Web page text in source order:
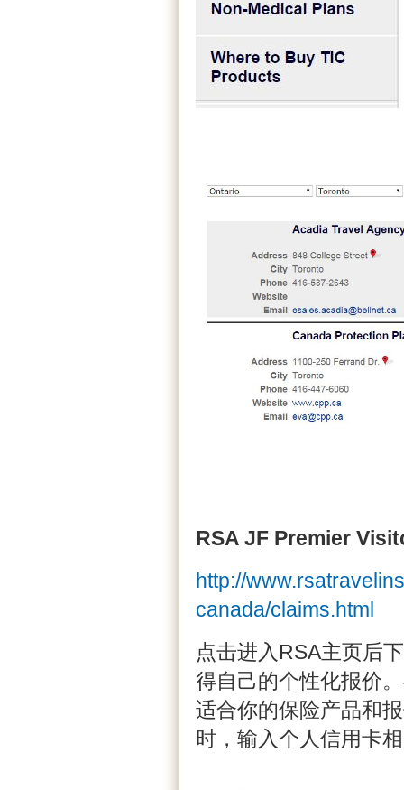
RSA JF Premier
http://
canada/claims.html
点击进入RSA主页后
得自己的个性化报价
适合你的保险产品和
时，输入个人信用卡